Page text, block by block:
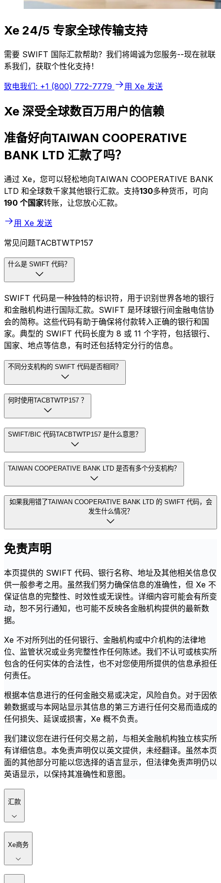
Xe 24/5 专家全球传输支持
需要 SWIFT 国际汇款帮助？我们将竭诚为您服务--现在就联
系我们，获取个性化支持！
致电我们: +1 (800) 772-7779 用 Xe 发送
Xe 深受全球数百万用户的信赖
准备好向TAIWAN COOPERATIVE
BANK LTD 汇款了吗？
通过 Xe，您可以轻松地向TAIWAN COOPERATIVE BANK
LTD 和全球数千家其他银行汇款。支持130多种货币，可向
190 个国家转账，让您放心汇款。
用 Xe 发送
常见问题TACBTWTP157
什么是 SWIFT 代码？
SWIFT 代码是一种独特的标识符，用于识别世界各地的银行
和金融机构进行国际汇款。SWIFT 是环球银行间金融电信协
会的简称。这些代码有助于确保将付款转入正确的银行和国
家。典型的 SWIFT 代码长度为 8 或 11 个字符，包括银行、
国家、地点等信息，有时还包括特定分行的信息。
不同分支机构的 SWIFT 代码是否相同？
何时使用TACBTWTP157 ？
SWIFT/BIC 代码TACBTWTP157 是什么意思？
TAIWAN COOPERATIVE BANK LTD 是否有多个分支机构？
如果我用错了TAIWAN COOPERATIVE BANK LTD 的 SWIFT 代码，会
发生什么情况？
免责声明
本页提供的 SWIFT 代码、银行名称、地址及其他相关信息仅
供一般参考之用。虽然我们努力确保信息的准确性，但 Xe 不
保证信息的完整性、时效性或无误性。详细内容可能会有所变
动，恕不另行通知，也可能不反映各金融机构提供的最新数
据。
Xe 不对所列出的任何银行、金融机构或中介机构的法律地
位、监管状况或业务完整性作任何陈述。我们不认可或核实所
包含的任何实体的合法性，也不对您使用所提供的信息承担任
何责任。
根据本信息进行的任何金融交易或决定，风险自负。对于因依
赖数据或与本网站显示其信息的第三方进行任何交易而造成的
任何损失、延误或损害，Xe 概不负责。
我们建议您在进行任何交易之前，与相关金融机构独立核实所
有详细信息。本免责声明仅以英文提供，未经翻译。虽然本页
面的其他部分可能以您选择的语言显示，但法律免责声明仍以
英语显示，以保持其准确性和意图。
汇款
Xe商务